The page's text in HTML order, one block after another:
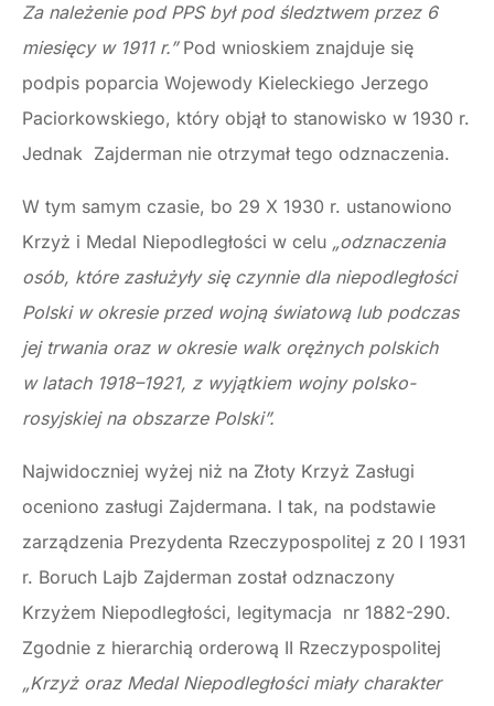
Za należenie pod PPS był pod śledztwem przez 6
miesięcy w 1911 r.”Pod wnioskiem znajduje się
podpis poparcia Wojewody Kieleckiego Jerzego
Paciorkowskiego, który objął to stanowisko w 1930 r.
Jednak Zajderman nie otrzymał tego odznaczenia.
W tym samym czasie, bo 29 X 1930 r. ustanowiono
Krzyż i Medal Niepodległości w celu „odznaczenia
osób, które zasłużyły się czynnie dla niepodległości
Polski w okresie przed wojną światową lub podczas
jej trwania oraz w okresie walk orężnych polskich
w latach 1918–1921, z wyjątkiem wojny polsko-
rosyjskiej na obszarze Polski”.
Najwidoczniej wyżej niż na Złoty Krzyż Zasługi
oceniono zasługi Zajdermana. I tak, na podstawie
zarządzenia Prezydenta Rzeczypospolitej z 20 I 1931
r. Boruch Lajb Zajderman został odznaczony
Krzyżem Niepodległości, legitymacja nr 1882-290.
Zgodnie z hierarchią orderową II Rzeczypospolitej
„Krzyż oraz Medal Niepodległości miały charakter